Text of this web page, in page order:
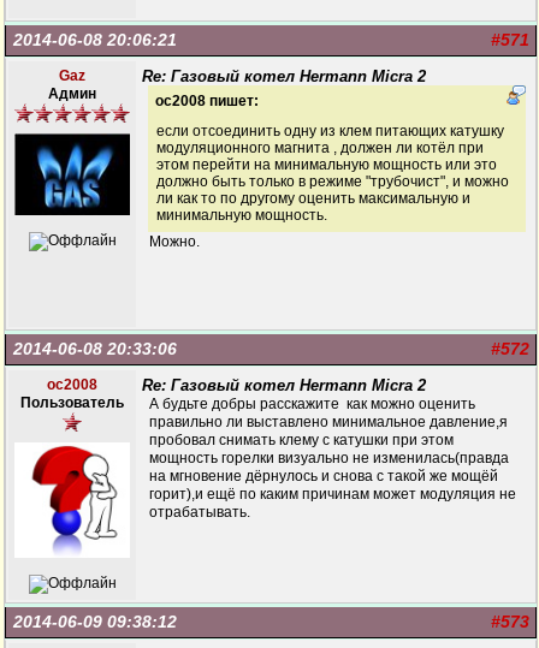
#571
2014-06-08 20:06:21
Gaz
Админ
Re: Газовый котел Hermann Micra 2
oc2008 пишет:
если отсоединить одну из клем питающих катушку
модуляционного магнита , должен ли котёл при
этом перейти на минимальную мощность или это
должно быть только в режиме "трубочист", и можно
ли как то по другому оценить максимальную и
минимальную мощность.
Можно.
#572
2014-06-08 20:33:06
oc2008
Пользователь
Re: Газовый котел Hermann Micra 2
А будьте добры расскажите как можно оценить
правильно ли выставлено минимальное давление,я
пробовал снимать клему с катушки при этом
мощность горелки визуально не изменилась(правда
на мгновение дёрнулось и снова с такой же мощёй
горит),и ещё по каким причинам может модуляция не
отрабатывать.
#573
2014-06-09 09:38:12